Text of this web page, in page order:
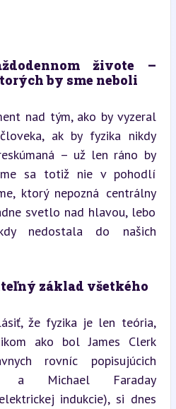
živote –
by sme neboli
nad tým, ako by vyzeral
ak by fyzika nikdy
– už len ráno by
sa totiž nie v pohodlí
ktorý nepozná centrálny
svetlo nad hlavou, lebo
nedostala do našich
základ všetkého
že fyzika je len teória,
ako bol James Clerk
rovníc popisujúcich
a Michael Faraday
indukcie), si dnes